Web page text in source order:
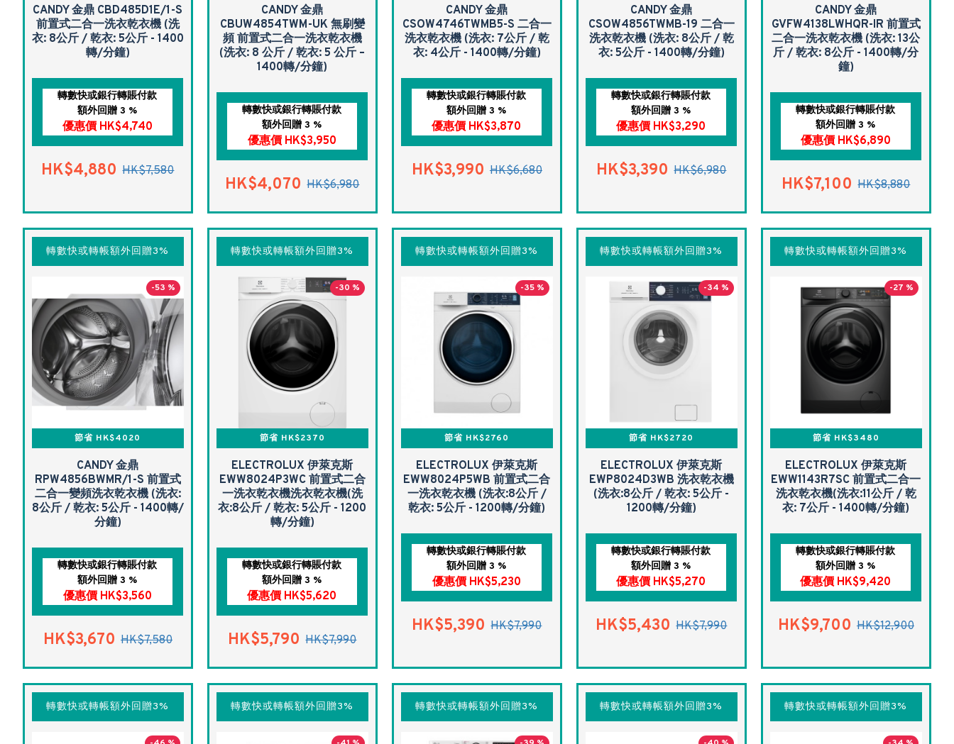
CANDY 金鼎 CBD485D1E/1-S
前置式二合一洗衣乾衣機 (洗
衣: 8公斤 / 乾衣: 5公斤 - 1400
轉/分鐘)
轉數快或銀行轉賬付款
額外回贈 3 %
優惠價 HK$4,740
HK$4,880 HK$7,580
CANDY 金鼎
CBUW4854TWM-UK 無刷變
頻 前置式二合一洗衣乾衣機
(洗衣: 8 公斤 / 乾衣: 5 公斤 –
1400轉/分鐘)
轉數快或銀行轉賬付款
額外回贈 3 %
優惠價 HK$3,950
HK$4,070 HK$6,980
CANDY 金鼎
CSOW4746TWMB5-S 二合一
洗衣乾衣機 (洗衣: 7公斤 / 乾
衣: 4公斤 - 1400轉/分鐘)
轉數快或銀行轉賬付款
額外回贈 3 %
優惠價 HK$3,870
HK$3,990 HK$6,680
CANDY 金鼎
CSOW4856TWMB-19 二合一
洗衣乾衣機 (洗衣: 8公斤 / 乾
衣: 5公斤 - 1400轉/分鐘)
轉數快或銀行轉賬付款
額外回贈 3 %
優惠價 HK$3,290
HK$3,390 HK$6,980
CANDY 金鼎
GVFW4138LWHQR-IR 前置式
二合一洗衣乾衣機 (洗衣: 13公
斤 / 乾衣: 8公斤 - 1400轉/分
鐘)
轉數快或銀行轉賬付款
額外回贈 3 %
優惠價 HK$6,890
HK$7,100 HK$8,880
轉數快或轉帳額外回贈3%
-53 %
節省 HK$4020
CANDY 金鼎
RPW4856BWMR/1-S 前置式
二合一變頻洗衣乾衣機 (洗衣:
8公斤 / 乾衣: 5公斤 - 1400轉/
分鐘)
轉數快或銀行轉賬付款
額外回贈 3 %
優惠價 HK$3,560
HK$3,670 HK$7,580
轉數快或轉帳額外回贈3%
-30 %
節省 HK$2370
ELECTROLUX 伊萊克斯
EWW8024P3WC 前置式二合
一洗衣乾衣機洗衣乾衣機(洗
衣:8公斤 / 乾衣: 5公斤 - 1200
轉/分鐘)
轉數快或銀行轉賬付款
額外回贈 3 %
優惠價 HK$5,620
HK$5,790 HK$7,990
轉數快或轉帳額外回贈3%
-35 %
節省 HK$2760
ELECTROLUX 伊萊克斯
EWW8024P5WB 前置式二合
一洗衣乾衣機 (洗衣:8公斤 /
乾衣: 5公斤 - 1200轉/分鐘)
轉數快或銀行轉賬付款
額外回贈 3 %
優惠價 HK$5,230
HK$5,390 HK$7,990
轉數快或轉帳額外回贈3%
-34 %
節省 HK$2720
ELECTROLUX 伊萊克斯
EWP8024D3WB 洗衣乾衣機
(洗衣:8公斤 / 乾衣: 5公斤 -
1200轉/分鐘)
轉數快或銀行轉賬付款
額外回贈 3 %
優惠價 HK$5,270
HK$5,430 HK$7,990
轉數快或轉帳額外回贈3%
-27 %
節省 HK$3480
ELECTROLUX 伊萊克斯
EWW1143R7SC 前置式二合一
洗衣乾衣機(洗衣:11公斤 / 乾
衣: 7公斤 - 1400轉/分鐘)
轉數快或銀行轉賬付款
額外回贈 3 %
優惠價 HK$9,420
HK$9,700 HK$12,900
轉數快或轉帳額外回贈3% 轉數快或轉帳額外回贈3% 轉數快或轉帳額外回贈3% 轉數快或轉帳額外回贈3% 轉數快或轉帳額外回贈3%